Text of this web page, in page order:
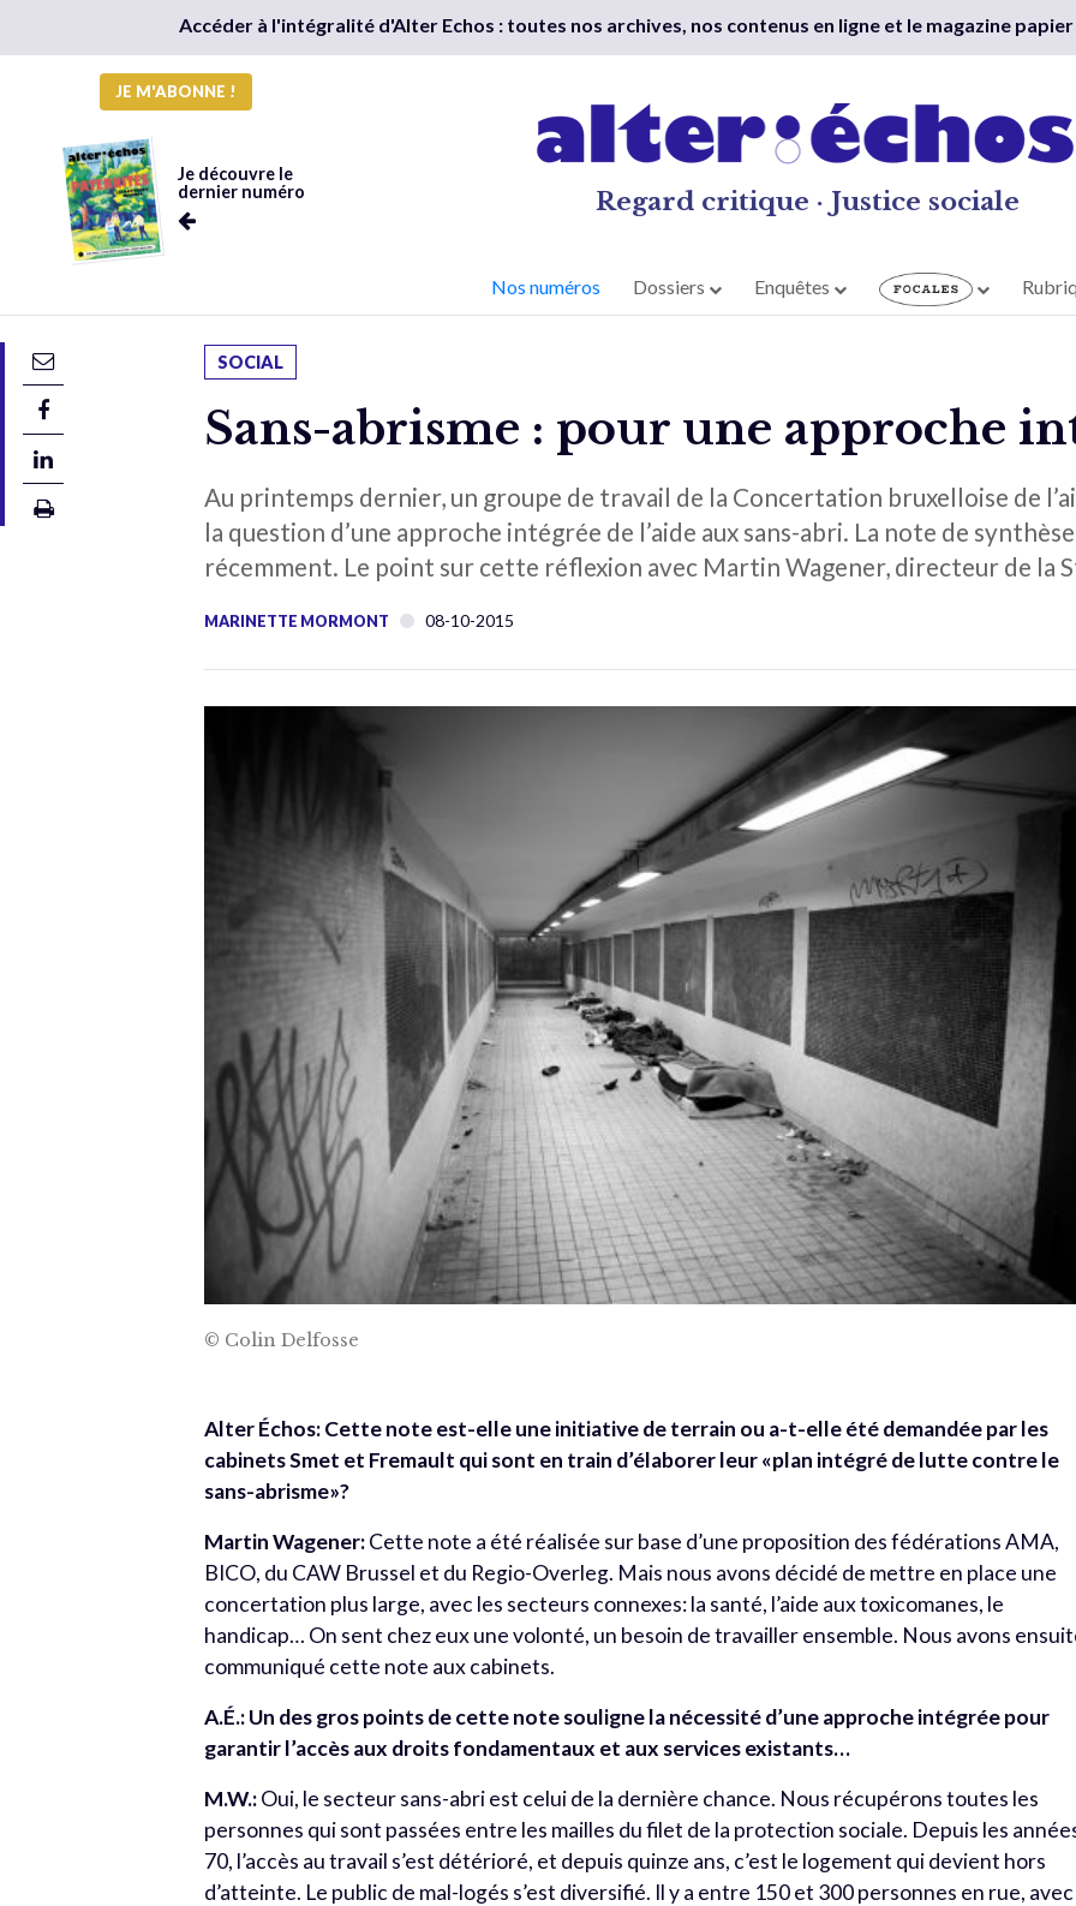
Accéder à l'intégralité d'Alter Echos : toutes nos archives, nos contenus en ligne et le magazine papier
JE M'ABONNE !
Je découvre le
dernier numéro
Regard critique · Justice sociale
Nos numéros Dossiers Enquêtes
SOCIAL
Sans-abrisme : pour une approche
Au printemps dernier, un groupe de travail de la Concertation bruxelloise de
la question d’une approche intégrée de l’aide aux sans-abri. La note de
récemment. Le point sur cette réflexion avec Martin Wagener, directeur de la
MARINETTE MORMONT 08-10-2015
© Colin Delfosse
Alter Échos:Cette note est-elle une initiative de terrain ou a-t-elle été demandée par les
cabinets Smet et Fremault qui sont en train d’élaborer leur «plan intégré de lutte contre le
sans-abrisme»?
Martin Wagener:Cette note a été réalisée sur base d’une proposition des fédérations AMA,
BICO, du CAW Brussel et du Regio-Overleg. Mais nous avons décidé de mettre en place une
concertation plus large, avec les secteurs connexes: la santé, l’aide aux toxicomanes, le
handicap… On sent chez eux une volonté, un besoin de travailler ensemble. Nous avons
communiqué cette note aux cabinets.
A.É.:Un des gros points de cette note souligne la nécessité d’une approche intégrée pour
garantir l’accès aux droits fondamentaux et aux services existants…
M.W.:Oui, le secteur sans-abri est celui de la dernière chance. Nous récupérons toutes les
personnes qui sont passées entre les mailles du filet de la protection sociale. Depuis les
70, l’accès au travail s’est détérioré, et depuis quinze ans, c’est le logement qui devient hors
d’atteinte. Le public de mal-logés s’est diversifié. Il y a entre 150 et 300 personnes en rue, avec